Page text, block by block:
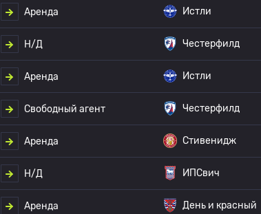
Аренда Истли
Н/Д Честерфилд
Аренда Истли
Свободный агент Честерфилд
Аренда Стивенидж
Н/Д ИПСвич
Аренда День и красный